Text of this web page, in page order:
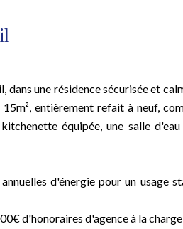
dans une résidence sécurisée et
entièrement refait à neuf,
équipée, une salle
d'énergie pour un usage
d'honoraires d'agence à la